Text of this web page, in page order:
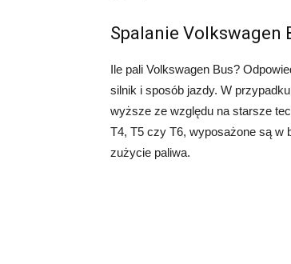
Spalanie Volkswagen
Ile pali Volkswagen Bus?
silnik i sposób jazdy. W
wyższe ze względu na starsze
T4, T5 czy T6, wyposażone są w
zużycie paliwa.